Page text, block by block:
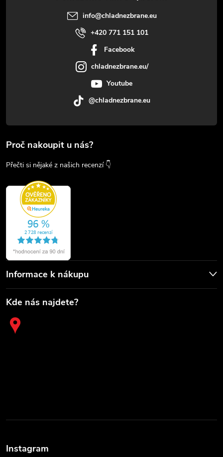
info@chladnezbrane.eu
+420 771 151 101
Facebook
chladnezbrane.eu/
Youtube
@chladnezbrane.eu
Proč nakoupit u nás?
Přečti si nějaké z našich recenzí 👇
Informace k nákupu
Kde nás najdete?
Instagram